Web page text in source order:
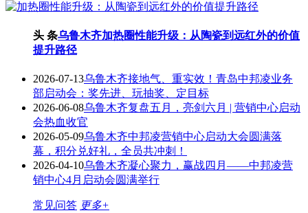
头 条乌鲁木齐加热圈性能升级：从陶瓷到远红外的价值
提升路径
2026-07-13乌鲁木齐接地气、重实效！青岛中邦凌业务
部启动会：奖先进、玩抽奖、定目标
2026-06-08乌鲁木齐复盘五月，亮剑六月 | 营销中心启动
会热血收官
2026-05-09乌鲁木齐中邦凌营销中心启动大会圆满落
幕，积分兑好礼，全员共冲刺！
2026-04-10乌鲁木齐凝心聚力，赢战四月——中邦凌营
销中心4月启动会圆满举行
常见问答 更多+